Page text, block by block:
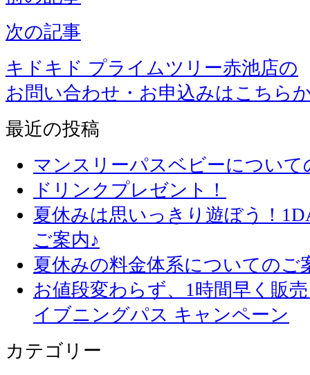
次の記事
キドキド プライムツリー赤池店の
お問い合わせ・お申込みはこちら
最近の投稿
マンスリーパスベビーについて
ドリンクプレゼント！
夏休みは思いっきり遊ぼう！
ご案内♪
夏休みの料金体系についてのご
お値段変わらず、1
イブニングパス キャンペーン
カテゴリー